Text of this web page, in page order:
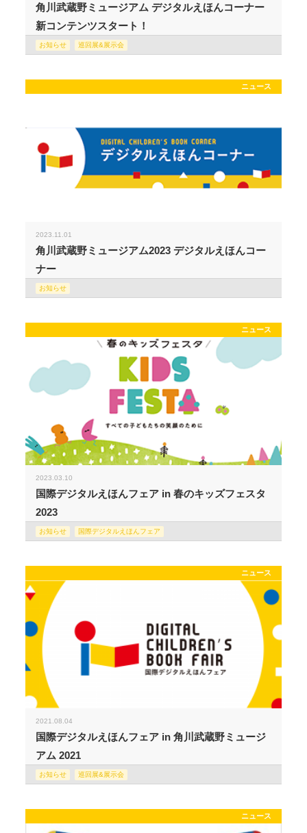
角川武蔵野ミュージアム デジタルえほんコーナー
新コンテンツスタート！
お知らせ 巡回展&展示会
ニュース
2023.11.01
角川武蔵野ミュージアム2023 デジタルえほんコー
ナー
お知らせ
ニュース
2023.03.10
国際デジタルえほんフェア in 春のキッズフェスタ
2023
お知らせ 国際デジタルえほんフェア
ニュース
2021.08.04
国際デジタルえほんフェア in 角川武蔵野ミュージ
アム 2021
お知らせ 巡回展&展示会
ニュース